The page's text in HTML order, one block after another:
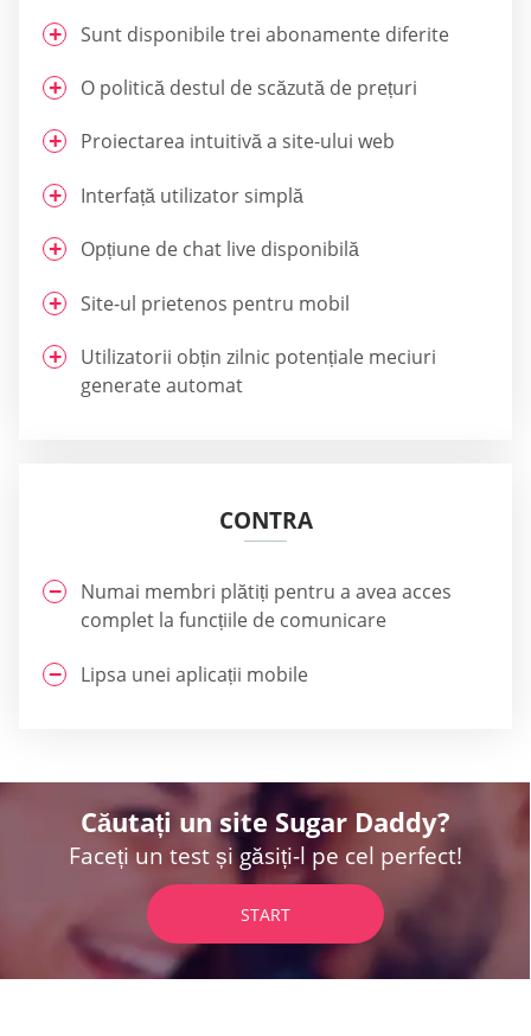
Sunt disponibile trei abonamente diferite
O politică destul de scăzută de prețuri
Proiectarea intuitivă a site-ului web
Interfață utilizator simplă
Opțiune de chat live disponibilă
Site-ul prietenos pentru mobil
Utilizatorii obțin zilnic potențiale meciuri
generate automat
CONTRA
Numai membri plătiți pentru a avea acces
complet la funcțiile de comunicare
Lipsa unei aplicații mobile
Căutați un site Sugar Daddy?
Faceți un test și găsiți-l pe cel perfect!
START